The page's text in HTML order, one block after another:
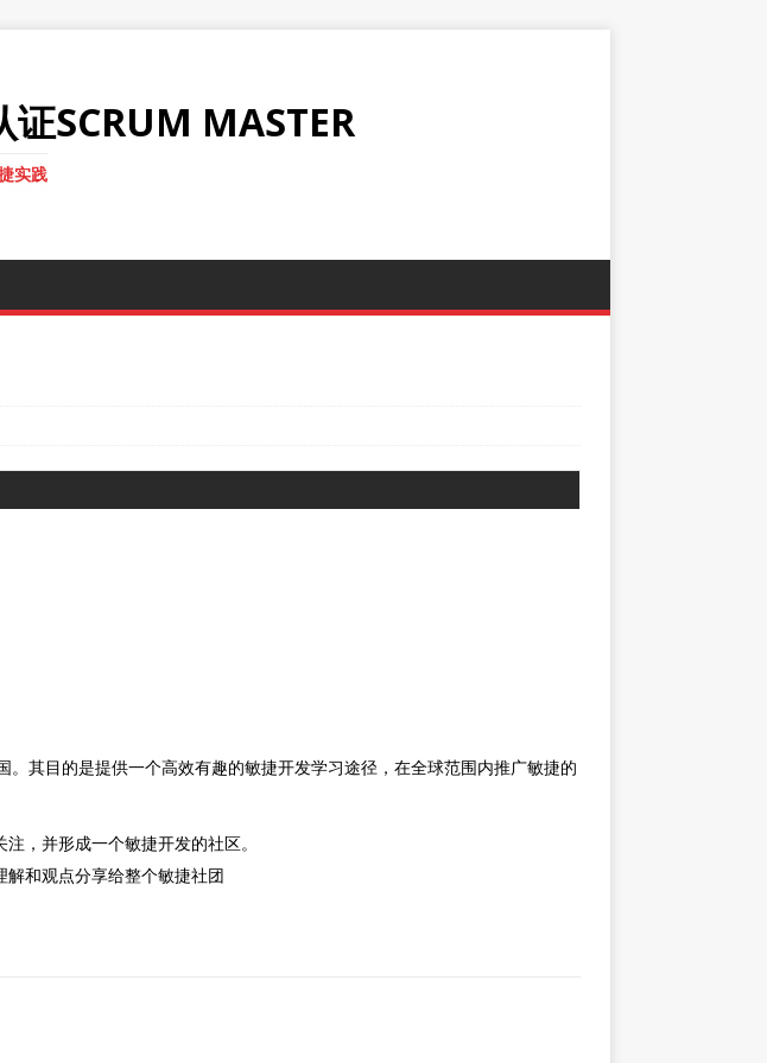
SCRUM MASTER
实践
其目的是提供一个高效有趣的敏捷开发学习途径，在全球范围内推广敏捷的
，并形成一个敏捷开发的社区。
和观点分享给整个敏捷社团